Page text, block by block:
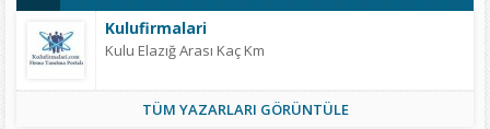
Kulufirmalari
Kulu Elazığ Arası Kaç Km
TÜM YAZARLARI GÖRÜNTÜLE